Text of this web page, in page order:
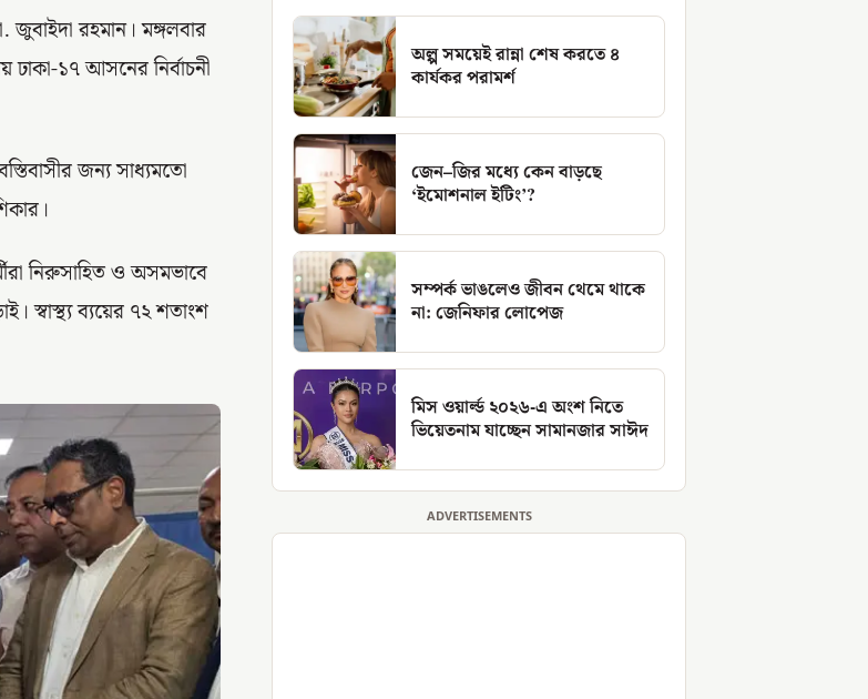
রহমান। মঙ্গলবার
ঢাকা-১৭ আসনের নির্বাচনী
জন্য সাধ্যমতো
নিরুসাহিত ও অসমভাবে
স্বাস্থ্য ব্যয়ের ৭২ শতাংশ
অল্প সময়েই রান্না শেষ করতে ৪
কার্যকর পরামর্শ
জেন–জির মধ্যে কেন বাড়ছে
‘ইমোশনাল ইটিং’?
সম্পর্ক ভাঙলেও জীবন থেমে থাকে
না: জেনিফার লোপেজ
মিস ওয়ার্ল্ড ২০২৬-এ অংশ নিতে
ভিয়েতনাম যাচ্ছেন সামানজার সাঈদ
ADVERTISEMENTS